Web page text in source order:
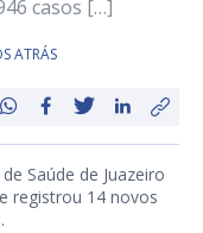
casos […]
ATRÁS
Saúde de Juazeiro
registrou 14 novos